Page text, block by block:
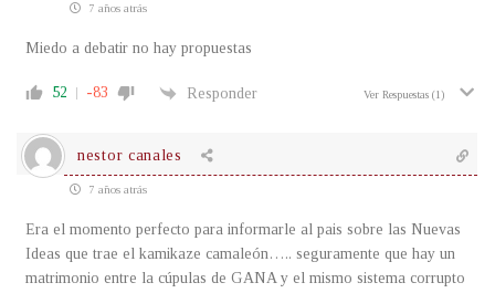
7 años atrás
Miedo a debatir no hay propuestas
52 -83 Responder Ver Respuestas (1)
nestor canales
7 años atrás
Era el momento perfecto para informarle al pais sobre las Nuevas
Ideas que trae el kamikaze camaleón….. seguramente que hay un
matrimonio entre la cúpulas de GANA y el mismo sistema corrupto